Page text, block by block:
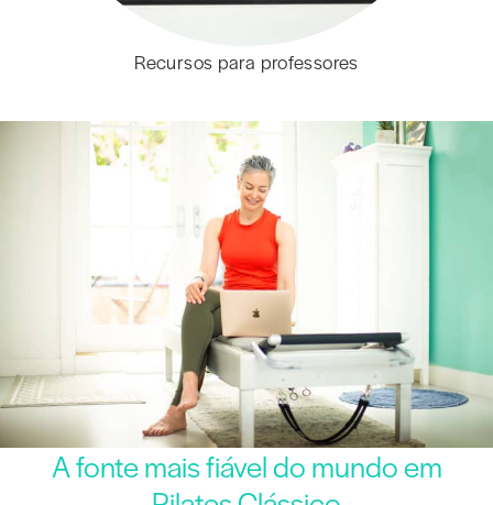
Recursos para professores
A fonte mais fiável do mundo em